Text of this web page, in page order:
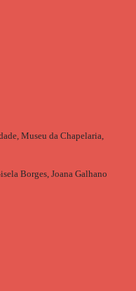
Museu da Chapelaria,
Borges, Joana Galhano